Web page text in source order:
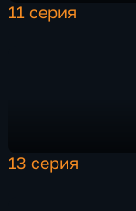
11 серия
13 серия